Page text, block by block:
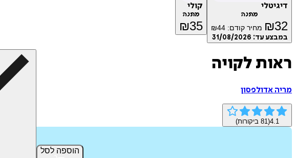
דיגיטלי
מתנה
₪32 מחיר קודם: ₪44
במבצע עד: 31/08/2026
קולי
מתנה
₪35
הוספה לסל
ראות לקויה
מריה אדולפסון
4.1
(
81 ביקורות)